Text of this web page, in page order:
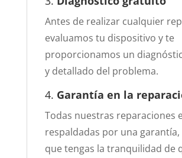
Antes de realizar cualquier
evaluamos tu dispositivo y te
proporcionamos un
y detallado del problema.
4. Garantía en la
Todas nuestras reparaciones
respaldadas por una garantía,
que tengas la tranquilidad de